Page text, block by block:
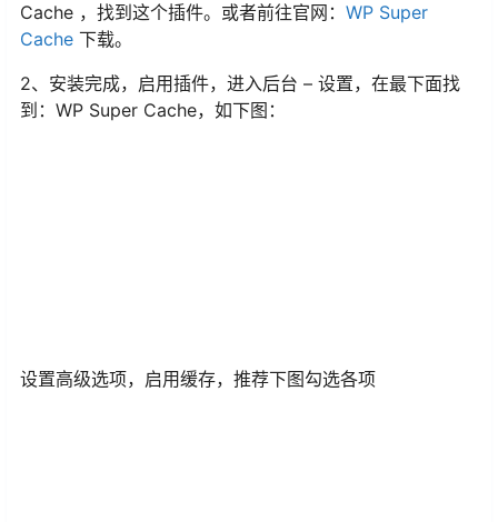
Cache ，找到这个插件。或者前往官网： WP Super
Cache 下载。
2、安装完成，启用插件，进入后台 – 设置，在最下面找
到：WP Super Cache，如下图：
设置高级选项，启用缓存，推荐下图勾选各项